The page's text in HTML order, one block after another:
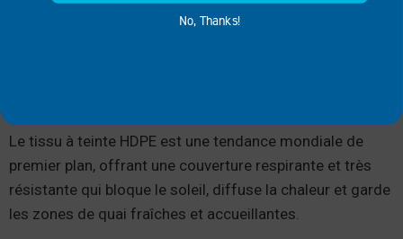
d’ombrage pour protéger les personnes, l’équipement et
Le tissu à teinte HDPE est une tendance mondiale de
premier plan, offrant une couverture respirante et très
résistante qui bloque le soleil, diffuse la chaleur et garde
les zones de quai fraîches et accueillantes.
No, Thanks!